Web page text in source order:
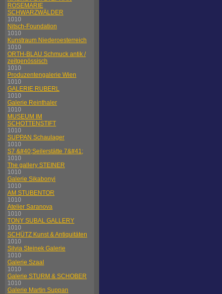
ROSEMARIE
SCHWARZWÄLDER
1010
Nitsch-Foundation
1010
Kunstraum Niederoesterreich
1010
ORTH-BLAU Schmuck antik /
zeitgenössisch
1010
Produzentengalerie Wien
1010
GALERIE RUBERL
1010
Galerie Reinthaler
1010
MUSEUM IM
SCHOTTENSTIFT
1010
SUPPAN Schaulager
1010
S7 &#40;Seilerstätte 7&#41;
1010
The gallery STEINER
1010
Galerie Sikabonyi
1010
AM STUBENTOR
1010
Atelier Saranova
1010
TONY SUBAL GALLERY
1010
SCHÜTZ Kunst & Antiquitäten
1010
Silvia Steinek Galerie
1010
Galerie Szaal
1010
Galerie STURM & SCHOBER
1010
Galerie Martin Suppan